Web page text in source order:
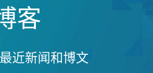
客
近新闻和博文